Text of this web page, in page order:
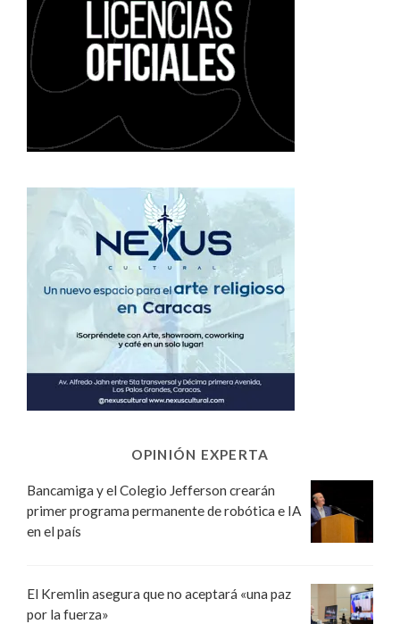
OPINIÓN EXPERTA
Bancamiga y el Colegio Jefferson crearán
primer programa permanente de robótica e IA
en el país
El Kremlin asegura que no aceptará «una paz
por la fuerza»